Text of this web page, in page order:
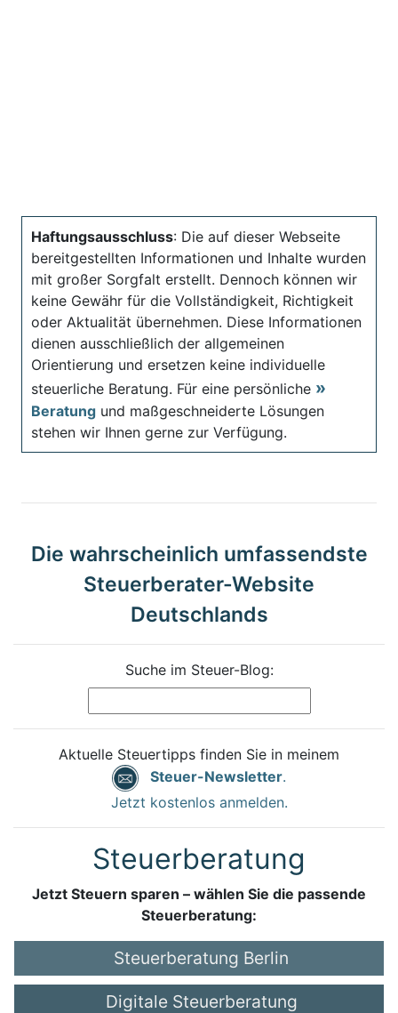
Haftungsausschluss: Die auf dieser Webseite
bereitgestellten Informationen und Inhalte wurden
mit großer Sorgfalt erstellt. Dennoch können wir
keine Gewähr für die Vollständigkeit, Richtigkeit
oder Aktualität übernehmen. Diese Informationen
dienen ausschließlich der allgemeinen
Orientierung und ersetzen keine individuelle
steuerliche Beratung. Für eine persönliche
Beratung und maßgeschneiderte Lösungen
stehen wir Ihnen gerne zur Verfügung.
Die wahrscheinlich umfassendste
Steuerberater-Website
Deutschlands
Suche im Steuer-Blog:
Aktuelle Steuertipps finden Sie in meinem
Steuer-Newsletter.
Jetzt kostenlos anmelden.
Steuerberatung
Jetzt Steuern sparen – wählen Sie die passende
Steuerberatung:
Steuerberatung Berlin
Digitale Steuerberatung